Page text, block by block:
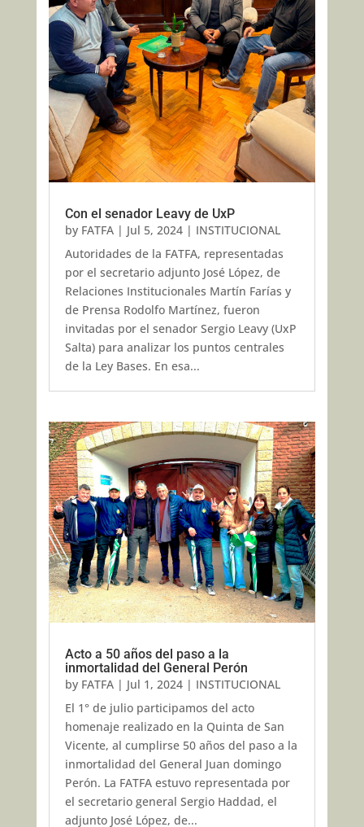
Con el senador Leavy de UxP
by FATFA| Jul 5, 2024| INSTITUCIONAL
Autoridades de la FATFA, representadas
por el secretario adjunto José López, de
Relaciones Institucionales Martín Farías y
de Prensa Rodolfo Martínez, fueron
invitadas por el senador Sergio Leavy (UxP
Salta) para analizar los puntos centrales
de la Ley Bases. En esa...
Acto a 50 años del paso a la
inmortalidad del General Perón
by FATFA| Jul 1, 2024| INSTITUCIONAL
El 1° de julio participamos del acto
homenaje realizado en la Quinta de San
Vicente, al cumplirse 50 años del paso a la
inmortalidad del General Juan domingo
Perón. La FATFA estuvo representada por
el secretario general Sergio Haddad, el
adjunto José López, de...